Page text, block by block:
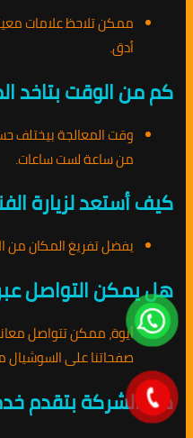
ممكن تلاحظ علامات
أدق.
كم من الوقت بتاخد
وقت المعالجة بيختلف
من ساعة لست ساعات.
كيف أستعد لزيارة
يفضل تفريغ المكان من
هل يمكن التواصل عبر
أيوة، ممكن تتواصل
صفحاتنا على السوشيال
هل الشركة بتقدم